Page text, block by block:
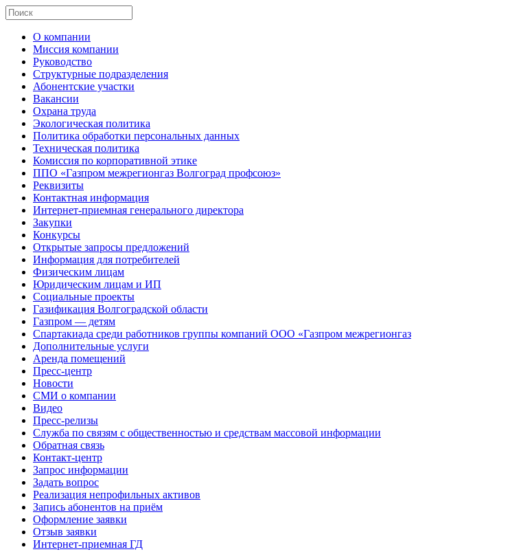
О компании
Миссия компании
Руководство
Структурные подразделения
Абонентские участки
Вакансии
Охрана труда
Экологическая политика
Политика обработки персональных данных
Техническая политика
Комиссия по корпоративной этике
ППО «Газпром межрегионгаз Волгоград профсоюз»
Реквизиты
Контактная информация
Интернет-приемная генерального директора
Закупки
Конкурсы
Открытые запросы предложений
Информация для потребителей
Физическим лицам
Юридическим лицам и ИП
Социальные проекты
Газификация Волгоградской области
Газпром — детям
Спартакиада среди работников группы компаний ООО «Газпром межрегионгаз
Дополнительные услуги
Аренда помещений
Пресс-центр
Новости
СМИ о компании
Видео
Пресс-релизы
Служба по связям с общественностью и средствам массовой информации
Обратная связь
Контакт-центр
Запрос информации
Задать вопрос
Реализация непрофильных активов
Запись абонентов на приём
Оформление заявки
Отзыв заявки
Интернет-приемная ГД